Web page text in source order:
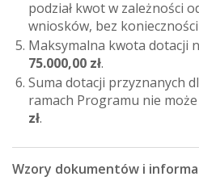
podział kwot w zależności
wniosków, bez
Maksymalna kwota dotacji
75.000,00 zł.
Suma dotacji przyznanych
ramach Programu nie
zł.
Wzory dokumentów i